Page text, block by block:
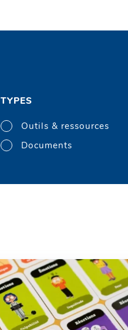
TYPES
Outils & ressources
Documents